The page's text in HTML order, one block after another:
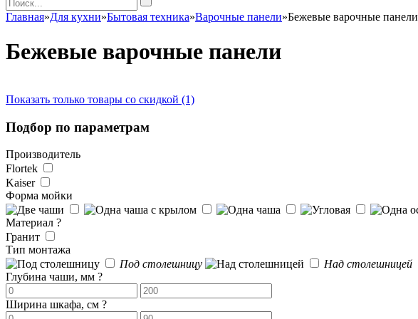
Главная»Для кухни»Бытовая техника»Варочные панели»Бежевые варочные панели
Бежевые варочные панели
Показать только товары со скидкой (1)
Подбор по параметрам
Производитель
Flortek
Kaiser
Форма мойки
Материал ?
Гранит
Тип монтажа
Под столешницу
Над столешницей
Глубина чаши, мм ?
Ширина шкафа, см ?